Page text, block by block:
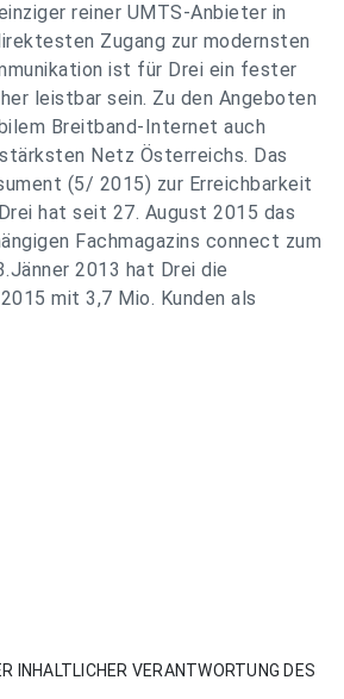
reiner UMTS-Anbieter in
Zugang zur modernsten
ist für Drei ein fester
leistbar sein. Zu den Angeboten
Breitband-Internet auch
Netz Österreichs. Das
(5/ 2015) zur Erreichbarkeit
hat seit 27. August 2015 das
Fachmagazins connect zum
2013 hat Drei die
mit 3,7 Mio. Kunden als
INHALTLICHER VERANTWORTUNG DES